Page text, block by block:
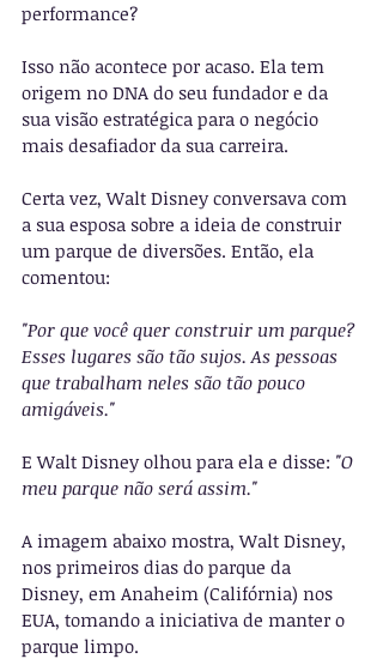
performance?
Isso não acontece por acaso. Ela tem
origem no DNA do seu fundador e da
sua visão estratégica para o negócio
mais desafiador da sua carreira.
Certa vez, Walt Disney conversava com
a sua esposa sobre a ideia de construir
um parque de diversões. Então, ela
comentou:
"Por que você quer construir um parque?
Esses lugares são tão sujos. As pessoas
que trabalham neles são tão pouco
amigáveis."
E Walt Disney olhou para ela e disse: "O
meu parque não será assim."
A imagem abaixo mostra, Walt Disney,
nos primeiros dias do parque da
Disney, em Anaheim (Califórnia) nos
EUA, tomando a iniciativa de manter o
parque limpo.